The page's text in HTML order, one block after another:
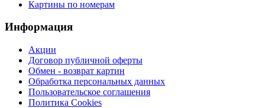
Картины по номерам
Информация
Акции
Договор публичной оферты
Обмен - возврат картин
Обработка персональных данных
Пользовательское соглашения
Политика Cookies